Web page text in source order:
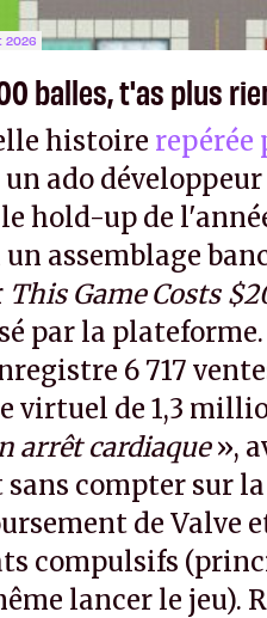
2026
balles, t'as plus
histoire repérée
ado
hold-up de
un assemblage
This Game Costs
par la
6 717
virtuel de 1,3
arrêt cardiaque»,
sans compter sur
de Valve
compulsifs
lancer le jeu).